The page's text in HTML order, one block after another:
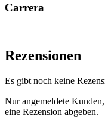
Carrera
Rezensionen
Es gibt noch keine
Nur angemeldete
eine Rezension abgeben.